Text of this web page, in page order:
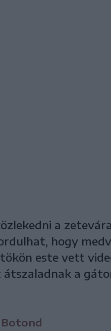
a
hogy
este vett
a